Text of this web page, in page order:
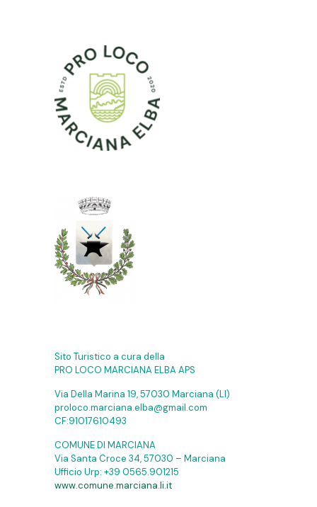
Sito Turistico a cura della
PRO LOCO MARCIANA ELBA APS
Via Della Marina 19, 57030 Marciana (LI)
proloco.marciana.elba@gmail.com
CF:91017610493
COMUNE DI MARCIANA
Via Santa Croce 34, 57030 – Marciana
Ufficio Urp: +39 0565.901215
www.comune.marciana.li.it